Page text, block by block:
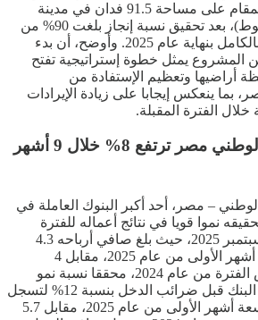
من المشروع السكني المقام على مساحة 91.5 فدان في مدينة
ناصر الجديدة (غرب أسيوط)، بعد تحقيق نسبة إنجاز بلغت 90% من
أعمالها المقرر إكتمالها بالكامل بنهاية عام 2025. وأوضح، أن بدء
المشروع يمثل خطوة إستراتيجية تفتح
أراضيها وتعظيم الإستفادة من
بما ينعكس إيجابا على زيادة الإيرادات
الفترة المقبلة.
ترتفع 8% خلال 9 أشهر
– مصر، أحد أكبر البنوك العاملة في
نموا قويا في نتائج أعماله للفترة
المالية المنتهية في 30 سبتمبر 2025، حيث بلغ صافي أرباحه 4.3
مليار جنيه خلال التسعة أشهر الأولى من عام 2025، مقابل 4
مليارات جنيه خلال نفس الفترة من عام 2024، محققا نسبة نمو
بلغت 8%. وقفزت أرباح البنك قبل ضرائب الدخل بنسبة 12% لتسجل
6.4 مليار جنيه خلال التسعة أشهر الأولى من عام 2025، مقابل 5.7